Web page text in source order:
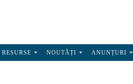
RESURSE NOUTĂȚI ANUNȚURI